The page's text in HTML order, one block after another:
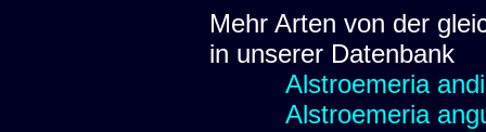
Mehr Arten von der
in unserer Datenbank
Alstroemeria
Alstroemeria